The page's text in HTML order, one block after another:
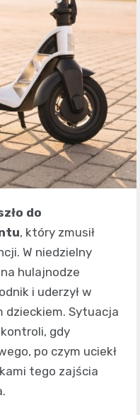
do
, który zmusił
W niedzielny
hulajnodze
i uderzył w
dzieckiem. Sytuacja
gdy
po czym uciekł
tego zajścia